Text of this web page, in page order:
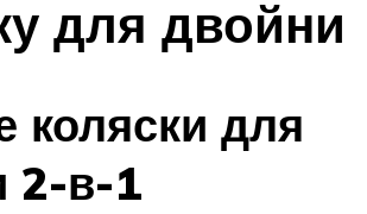
для двойни
коляски для
2-в-1